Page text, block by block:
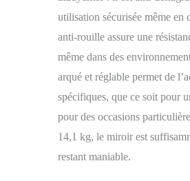
si
utilisation sécurisée même en
anti-rouille assure une
même dans des
arqué et réglable permet de
spécifiques, que ce soit pour
pour des occasions
14,1 kg, le miroir est
restant maniable.